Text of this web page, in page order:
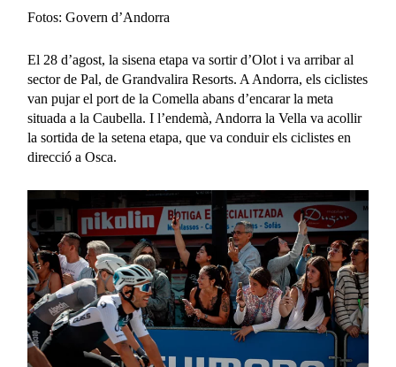
Fotos: Govern d’Andorra
El 28 d’agost, la sisena etapa va sortir d’Olot i va arribar al
sector de Pal, de Grandvalira Resorts. A Andorra, els ciclistes
van pujar el port de la Comella abans d’encarar la meta
situada a la Caubella. I l’endemà, Andorra la Vella va acollir
la sortida de la setena etapa, que va conduir els ciclistes en
direcció a Osca.